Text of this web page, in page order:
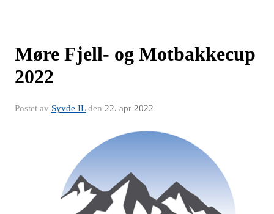
Møre Fjell- og Motbakkecup
2022
Postet av Syvde ILden 22. apr 2022